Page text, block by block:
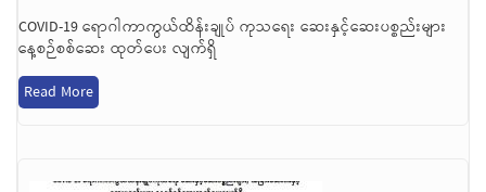
COVID-19 ရောဂါကာကွယ်ထိန်းချုပ် ကုသရေး ဆေးနှင့်ဆေးပစ္စည်းများ
နေ့စဉ်စစ်ဆေး ထုတ်ပေး လျက်ရှိ
Read More